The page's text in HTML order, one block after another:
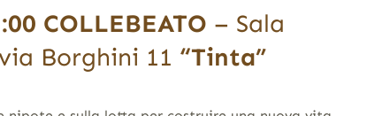
COLLEBEATO – Sala
Borghini 11 “Tinta”